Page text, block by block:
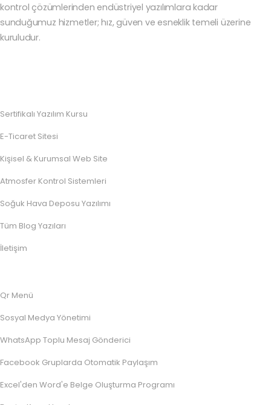
kontrol çözümlerinden endüstriyel yazılımlara kadar
sunduğumuz hizmetler; hız, güven ve esneklik temeli üzerine
kuruludur.
Sertifikalı Yazılım Kursu
E-Ticaret Sitesi
Kişisel & Kurumsal Web Site
Atmosfer Kontrol Sistemleri
Soğuk Hava Deposu Yazılımı
Tüm Blog Yazıları
İletişim
Qr Menü
Sosyal Medya Yönetimi
WhatsApp Toplu Mesaj Gönderici
Facebook Gruplarda Otomatik Paylaşım
Excel'den Word'e Belge Oluşturma Programı